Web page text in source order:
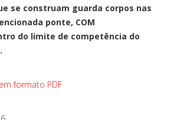
se construam guarda corpos nas
ponte, COM
do limite de competência do
formato PDF